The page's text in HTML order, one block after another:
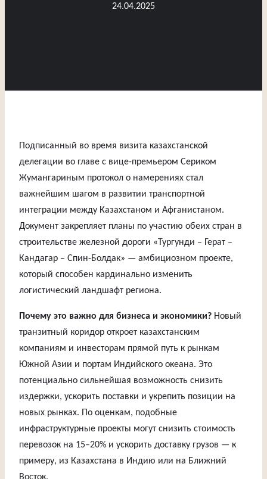
24.04.2025
Подписанный во время визита казахстанской
делегации во главе с вице-премьером Сериком
Жумангариным протокол о намерениях стал
важнейшим шагом в развитии транспортной
интеграции между Казахстаном и Афганистаном.
Документ закрепляет планы по участию обеих стран в
строительстве железной дороги «Тургунди – Герат –
Кандагар – Спин-Болдак» — амбициозном проекте,
который способен кардинально изменить
логистический ландшафт региона.
Почему это важно для бизнеса и экономики? Новый
транзитный коридор откроет казахстанским
компаниям и инвесторам прямой путь к рынкам
Южной Азии и портам Индийского океана. Это
потенциально сильнейшая возможность снизить
издержки, ускорить поставки и укрепить позиции на
новых рынках. По оценкам, подобные
инфраструктурные проекты могут снизить стоимость
перевозок на 15–20% и ускорить доставку грузов — к
примеру, из Казахстана в Индию или на Ближний